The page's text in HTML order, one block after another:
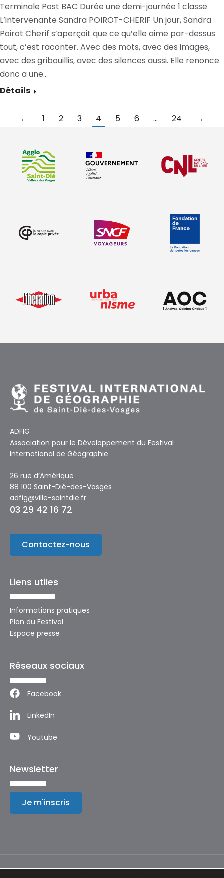
Terminale Post BAC Durée une demi-journée 1 classe
L’intervenante Sandra POIROT-CHERIF Un jour, Sandra
Poirot Cherif s’aperçoit que ce qu’elle aime par-dessus
tout, c’est raconter. Avec des mots, avec des images,
avec des gribouillis, avec des silences aussi. Elle renonce
donc a une…
Détails
← 1 2 3 4 5 6 … 24 →
ADFIG
Association pour le Développement du Festival
International de Géographie
26 rue d’Amérique
88 100 Saint-Dié-des-Vosges
adfig@ville-saintdie.fr
03 29 42 16 72
Contactez-nous
Liens utiles
Informations pratiques
Plan du Festival
Espace presse
Réseaux sociaux
Facebook
LinkedIn
Youtube
Newsletter
Je m'inscris